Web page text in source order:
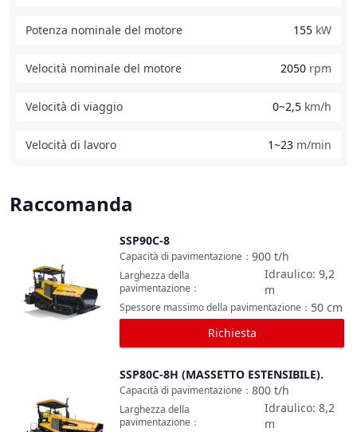
Potenza nominale del motore 155 kW
Velocità nominale del motore 2050 rpm
Velocità di viaggio 0~2,5 km/h
Velocità di lavoro 1~23 m/min
Raccomanda
SSP90C-8
900 t/h
Capacità di pavimentazione ：
Idraulico: 9,2
m
Larghezza della
pavimentazione ：
50 cm
Spessore massimo della pavimentazione ：
Richiesta
SSP80C-8H (MASSETTO ESTENSIBILE).
800 t/h
Capacità di pavimentazione ：
Idraulico: 8,2
m
Larghezza della
pavimentazione ：